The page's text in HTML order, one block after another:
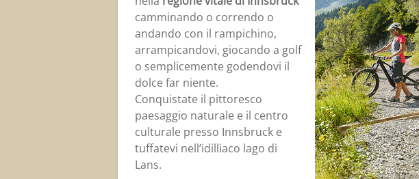
camminando o correndo o
andando con il rampichino,
arrampicandovi, giocando a golf
o semplicemente godendovi il
dolce far niente.
Conquistate il pittoresco
paesaggio naturale e il centro
culturale presso Innsbruck e
tuffatevi nell’idilliaco lago di
Lans.